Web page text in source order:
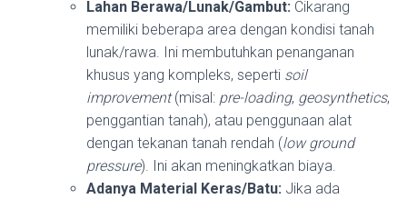
Lahan Berawa/Lunak/Gambut: Cikarang
memiliki beberapa area dengan kondisi tanah
lunak/rawa. Ini membutuhkan penanganan
khusus yang kompleks, seperti soil
improvement(misal: pre-loading, geosynthetics,
penggantian tanah), atau penggunaan alat
dengan tekanan tanah rendah (low ground
pressure). Ini akan meningkatkan biaya.
Adanya Material Keras/Batu: Jika ada